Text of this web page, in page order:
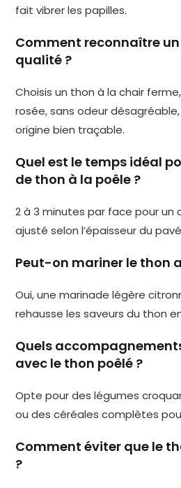
fait vibrer les papilles.
Comment reconnaître
qualité ?
Choisis un thon à la chair
rosée, sans odeur
origine bien traçable.
Quel est le temps idéal
de thon à la poêle ?
2 à 3 minutes par face pour
ajusté selon l’épaisseur du
Peut-on mariner le thon
Oui, une marinade légère
rehausse les saveurs du thon
Quels
avec le thon poêlé ?
Opte pour des légumes
ou des céréales complètes
Comment éviter que le
?